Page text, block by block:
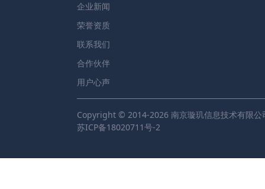
企业新闻
荣誉资质
联系我们
合作伙伴
用户心声
Copyright © 2014-2026 南京璇玑信息技术有限公
苏ICP备18020711号-2